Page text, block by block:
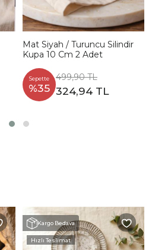
Mat Siyah / Turuncu Silindir
Kupa 10 Cm 2 Adet
Sepette
%35
499,90 TL
324,94 TL
Kargo Bedava
Hızlı Teslimat